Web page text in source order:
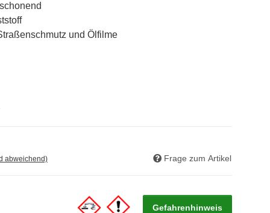
und Ölfilme
abweichend) Frage zum Artikel
Gefahrenhinweis